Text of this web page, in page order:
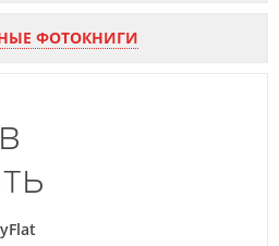
ФОТОКНИГИ